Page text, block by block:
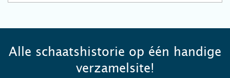
Alle schaatshistorie op één handige
verzamelsite!